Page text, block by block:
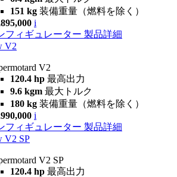
151 kg 装備重量（燃料を除く）
i
フィギュレーター 製品詳細
V2
V2
120.4 hp 最高出力
9.6 kgm 最大トルク
180 kg 装備重量（燃料を除く）
i
フィギュレーター 製品詳細
V2 SP
V2 SP
120.4 hp 最高出力